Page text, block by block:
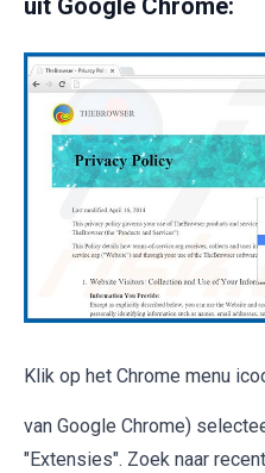
uit Google Chrome:
Klik op het Chrome menu
van Google Chrome)
"Extensies". Zoek naar